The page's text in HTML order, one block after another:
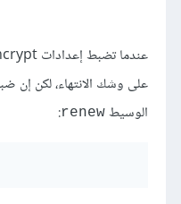
على وشك الانتهاء، لكن إن
الوسيط renew
: